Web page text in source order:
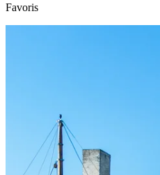
Favoris